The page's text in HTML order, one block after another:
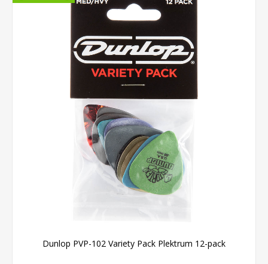
Dunlop PVP-102 Variety Pack Plektrum 12-pack